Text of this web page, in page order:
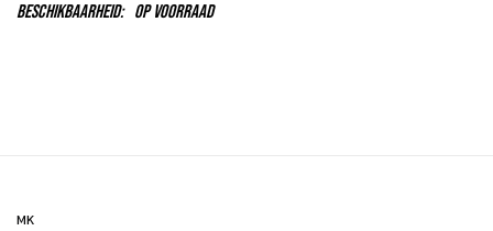
Beschikbaarheid: Op voorraad
MK